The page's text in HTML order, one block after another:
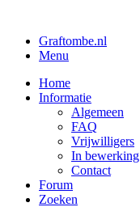
Graftombe.nl
Menu
Home
Informatie
Algemeen
FAQ
Vrijwilligers
In bewerking
Contact
Forum
Zoeken